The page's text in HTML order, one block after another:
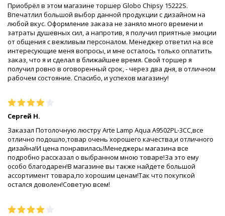
Приобрёл в этом магазине торшер Globo Chipsy 15222S.
Впечатлил большой выбор данной продукции с дизайном на
любой вкус. Оформление заказа не заняло много времени и
затраты душевных сил, а напротив, я получил приятные эмоции
от общения с вежливым персоналом. Менеджер ответил на все
интересующие меня вопросы, и мне осталось только оплатить
заказ, что я и сделал в ближайшее время. Свой торшер я
получил ровно в оговоренный срок, - через два дня, в отличном
рабочем состояние. Спасибо, и успехов магазину!
Сергей Н.
Заказал Потолочную люстру Arte Lamp Aqua A9502PL-3CC,все
отлично подошло,товар очень хорошего качества,и отличного
дизайна!И цена понравилась!Менеджеры магазина все
подробно рассказал о выбранном мною товаре!За это ему
особо благодарен!В магазине вы также найдете большой
ассортимент товара,по хорошим ценам!Так что покупкой
остался доволен!Советую всем!